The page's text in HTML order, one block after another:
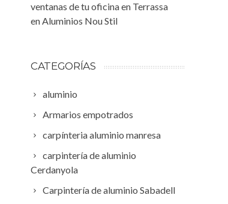
ventanas de tu oficina en Terrassa
en Aluminios Nou Stil
CATEGORÍAS
aluminio
Armarios empotrados
carpínteria aluminio manresa
carpintería de aluminio
Cerdanyola
Carpintería de aluminio Sabadell